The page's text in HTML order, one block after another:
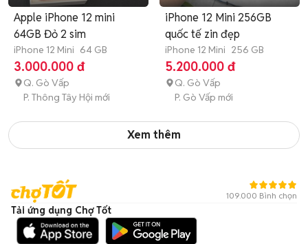
Apple iPhone 12 mini
64GB Đỏ 2 sim
iPhone 12 Mini 64 GB
3.000.000 đ
Q. Gò Vấp
P. Thông Tây Hội mới
iPhone 12 Mini 256GB
quốc tế zin đẹp
iPhone 12 Mini 256 GB
5.200.000 đ
Q. Gò Vấp
P. Gò Vấp mới
Xem thêm
109.000 Bình chọn
Tải ứng dụng Chợ Tốt